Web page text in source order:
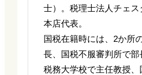
士）。税理士法人チェス
本店代表。
国税在籍時には、2か所
長、国税不服審判所で部
税務大学校で主任教授、